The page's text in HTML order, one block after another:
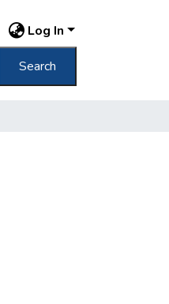
Log In
Search